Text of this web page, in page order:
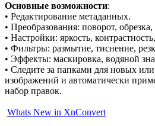
Основные возможности:
• Редактирование метаданных.
• Преобразования: поворот,
• Настройки: яркость,
• Фильтры: размытие, тиснение,
• Эффекты: маскировка, водяной
• Следите за папками для новых
изображений и автоматически
набор правок.
Whats New in XnConvert